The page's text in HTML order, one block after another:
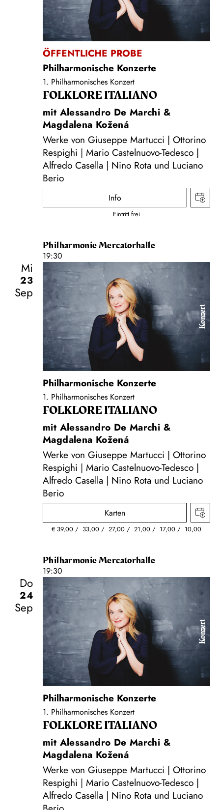
ÖFFENTLICHE PROBE
Philharmonische Konzerte
1. Philharmonisches Konzert
FOLKLORE ITALIANO
mit Alessandro De Marchi &
Magdalena Kožená
Werke von Giuseppe Martucci | Ottorino
Respighi | Mario Castelnuovo-Tedesco |
Alfredo Casella | Nino Rota und Luciano
Berio
Info
Eintritt frei
Philharmonie Mercatorhalle
19:30
Mi
23
Sep
Konzert
Philharmonische Konzerte
1. Philharmonisches Konzert
FOLKLORE ITALIANO
mit Alessandro De Marchi &
Magdalena Kožená
Werke von Giuseppe Martucci | Ottorino
Respighi | Mario Castelnuovo-Tedesco |
Alfredo Casella | Nino Rota und Luciano
Berio
Karten
€ 39,00 33,00 27,00 21,00 17,00 10,00
Philharmonie Mercatorhalle
19:30
Do
24
Sep
Konzert
Philharmonische Konzerte
1. Philharmonisches Konzert
FOLKLORE ITALIANO
mit Alessandro De Marchi &
Magdalena Kožená
Werke von Giuseppe Martucci | Ottorino
Respighi | Mario Castelnuovo-Tedesco |
Alfredo Casella | Nino Rota und Luciano